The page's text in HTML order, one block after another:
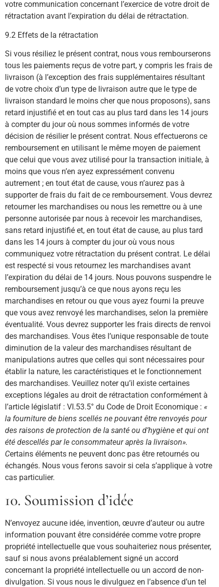
votre communication concernant l’exercice de votre droit de
rétractation avant l’expiration du délai de rétractation.
9.2 Effets de la rétractation
Si vous résiliez le présent contrat, nous vous rembourserons
tous les paiements reçus de votre part, y compris les frais de
livraison (à l’exception des frais supplémentaires résultant
de votre choix d’un type de livraison autre que le type de
livraison standard le moins cher que nous proposons), sans
retard injustifié et en tout cas au plus tard dans les 14 jours
à compter du jour où nous sommes informés de votre
décision de résilier le présent contrat. Nous effectuerons ce
remboursement en utilisant le même moyen de paiement
que celui que vous avez utilisé pour la transaction initiale, à
moins que vous n’en ayez expressément convenu
autrement ; en tout état de cause, vous n’aurez pas à
supporter de frais du fait de ce remboursement. Vous devrez
retourner les marchandises ou nous les remettre ou à une
personne autorisée par nous à recevoir les marchandises,
sans retard injustifié et, en tout état de cause, au plus tard
dans les 14 jours à compter du jour où vous nous
communiquez votre rétractation du présent contrat. Le délai
est respecté si vous retournez les marchandises avant
l’expiration du délai de 14 jours. Nous pouvons suspendre le
remboursement jusqu’à ce que nous ayons reçu les
marchandises en retour ou que vous ayez fourni la preuve
que vous avez renvoyé les marchandises, selon la première
éventualité. Vous devrez supporter les frais directs de renvoi
des marchandises. Vous êtes l’unique responsable de toute
diminution de la valeur des marchandises résultant de
manipulations autres que celles qui sont nécessaires pour
établir la nature, les caractéristiques et le fonctionnement
des marchandises. Veuillez noter qu’il existe certaines
exceptions légales au droit de rétractation conformément à
l’article législatif : VI.53.5° du Code de Droit Economique : «
la fourniture de biens scellés ne pouvant être renvoyés pour
des raisons de protection de la santé ou d’hygiène et qui ont
été descellés par le consommateur après la livraison».
Certains éléments ne peuvent donc pas être retournés ou
échangés. Nous vous ferons savoir si cela s’applique à votre
cas particulier.
10. Soumission d’idée
N’envoyez aucune idée, invention, œuvre d’auteur ou autre
information pouvant être considérée comme votre propre
propriété intellectuelle que vous souhaiteriez nous présenter,
sauf si nous avons préalablement signé un accord
concernant la propriété intellectuelle ou un accord de non-
divulgation. Si vous nous le divulguez en l’absence d’un tel